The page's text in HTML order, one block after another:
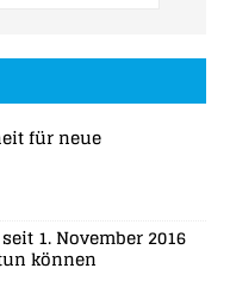
für neue
1. November 2016
können